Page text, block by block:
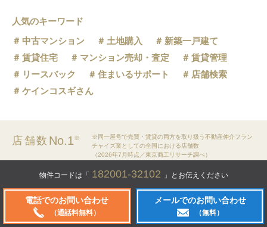
物件コードは「 182001-32102 」とお伝えください
電話でのお問い合わせ
（通話料無料）
メールでのお問い合わせ
（無料）
人気のキーワード
中古マンション
土地購入
新築一戸建て
賃貸住宅
マンション売却・査定
賃貸管理
リースバック
住まいるサポート
店舗検索
ケインコスギさん
店舗数 No.1※
※同一屋号で売買・賃貸の両方を取り扱う不動産仲介フラン
チャイズ業としての全国における店舗数
（2026年7月時点／東京商工リサーチ調べ）